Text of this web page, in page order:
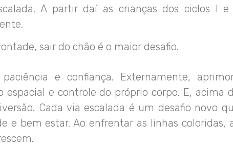
A partir daí as crianças dos ciclos I e
sair do chão é o maior desafio.
e confiança. Externamente,
espacial e controle do próprio corpo. E, acima
Cada via escalada é um desafio novo
e bem estar. Ao enfrentar as linhas coloridas,